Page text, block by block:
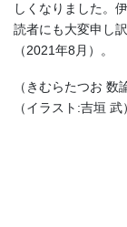
しくなりました。
読者にも大変申し
（2021年8月）。
（きむらたつお 数
（イラスト:吉垣 武）